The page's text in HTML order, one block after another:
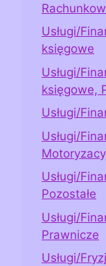
Usługi/
księgowe
Usługi/
księgowe,
Usługi/
Usługi/
Usługi/
Pozostałe
Usługi/
Prawnicze
Usługi/